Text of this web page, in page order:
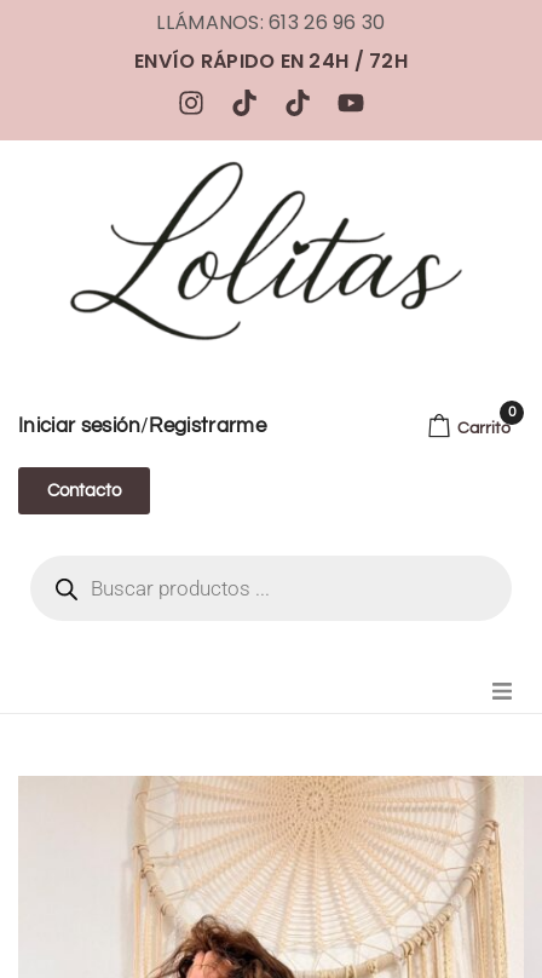
LLÁMANOS: 613 26 96 30
ENVÍO RÁPIDO EN 24H / 72H
Iniciar sesión/ Registrarme
Contacto
Carrito
0
FIANZA TIKTOK
MODA CHICA
BEAUTY